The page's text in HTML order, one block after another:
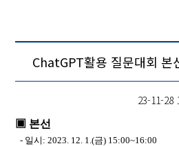
ChatGPT활용 질문대회 본
23-11-28
▣ 본선
- 일시: 2023. 12. 1.(금) 15:00~16:00